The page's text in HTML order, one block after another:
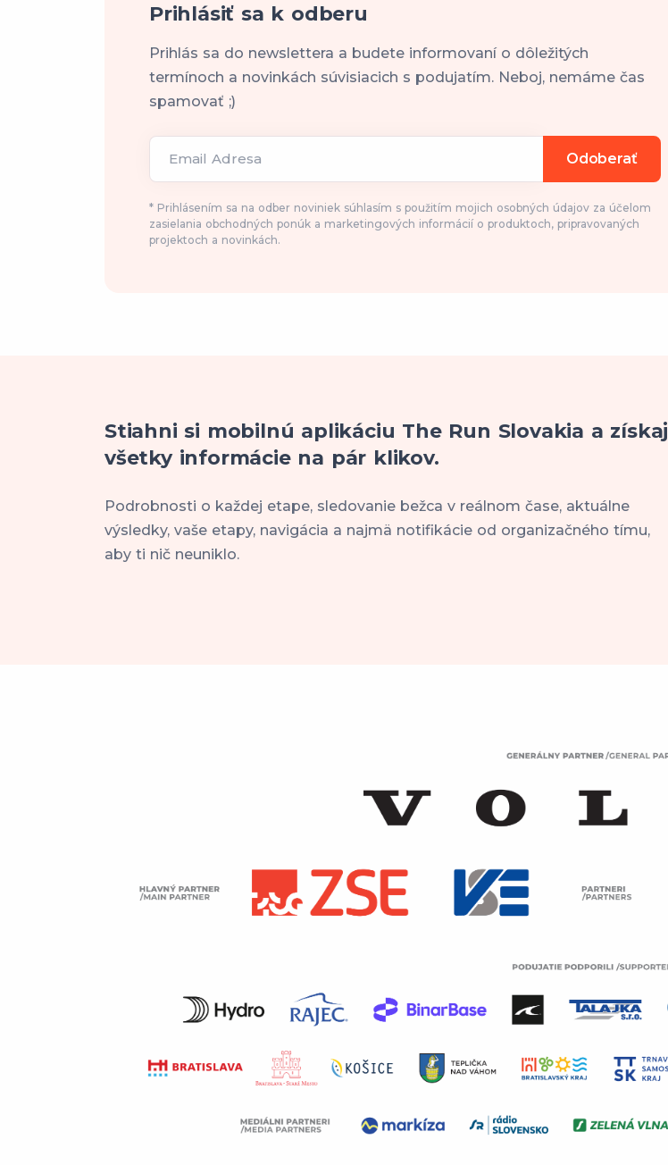
Prihlásiť sa k odberu
Prihlás sa do newslettera a budete informovaní o dôležitých
termínoch a novinkách súvisiacich s podujatím. Neboj, nemáme čas
spamovať ;)
Email Adresa Odoberať
* Prihlásením sa na odber noviniek súhlasím s použitím mojich osobných údajov za účelom
zasielania obchodných ponúk a marketingových informácií o produktoch, pripravovaných
projektoch a novinkách.
Stiahni si mobilnú aplikáciu The Run Slovakia a získaj
všetky informácie na pár klikov.
Podrobnosti o každej etape, sledovanie bežca v reálnom čase, aktuálne
výsledky, vaše etapy, navigácia a najmä notifikácie od organizačného tímu,
aby ti nič neuniklo.